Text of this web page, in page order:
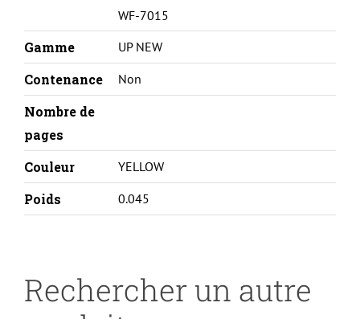
WF-7015
Gamme UP NEW
Contenance Non
Nombre de
pages
Couleur
YELLOW
Poids 0.045
Rechercher un autre